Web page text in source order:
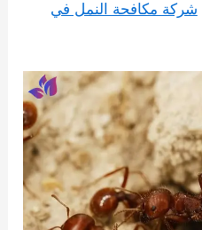
شركة مكافحة النمل في